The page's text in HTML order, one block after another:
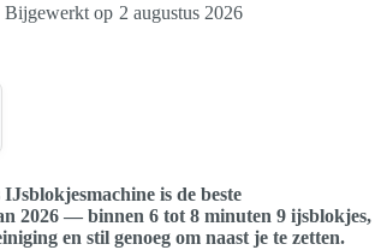
Bijgewerkt op 2 augustus 2026
is de beste
2026 — binnen 6 tot 8 minuten 9 ijsblokjes,
en stil genoeg om naast je te zetten.